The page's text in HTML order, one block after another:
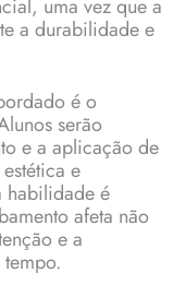
uma vez que a
a durabilidade e
é o
serão
e a aplicação de
e
habilidade é
afeta não
e a